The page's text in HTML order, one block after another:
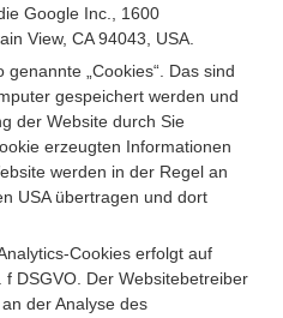
Google Inc., 1600
View, CA 94043, USA.
„Cookies“. Das sind
gespeichert werden und
der Website durch Sie
erzeugten Informationen
werden in der Regel an
USA übertragen und dort
Cookies erfolgt auf
DSGVO. Der Websitebetreiber
der Analyse des